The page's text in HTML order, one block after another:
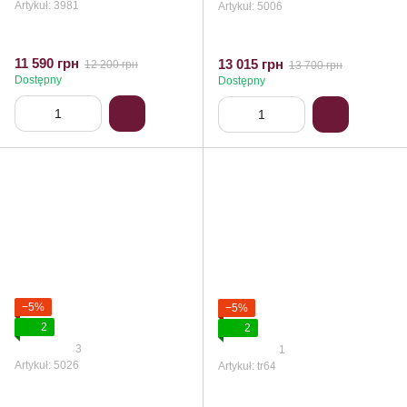
Artykuł: 3981
11 590 грн 12 200 грн
Dostępny
Artykuł: 5006
13 015 грн 13 700 грн
Dostępny
−5%
2
3
Artykuł: 5026
−5%
2
1
Artykuł: tr64